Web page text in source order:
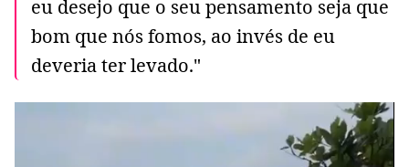
eu desejo que o seu pensamento seja que
bom que nós fomos, ao invés de eu
deveria ter levado."